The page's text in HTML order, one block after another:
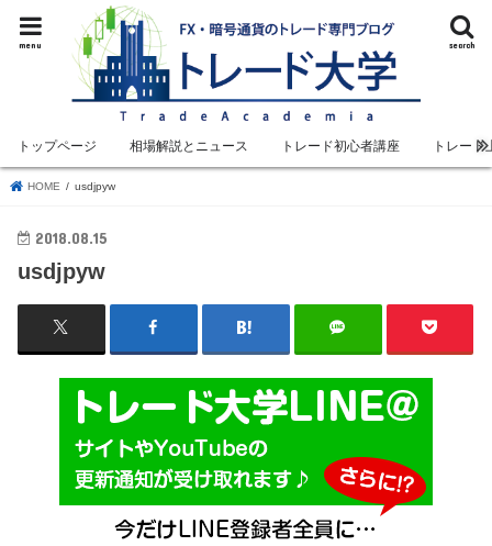
search
menu
トップページ 相場解説とニュース トレード初心者講座 トレード
HOME usdjpyw
2018.08.15
usdjpyw